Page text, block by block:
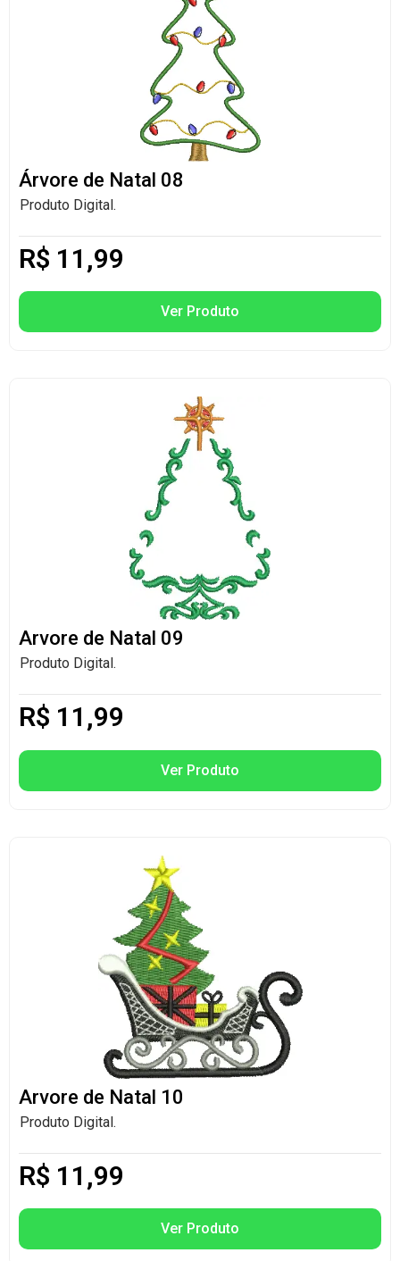
Árvore de Natal 08
Produto Digital.
R$ 11,99
Ver Produto
Arvore de Natal 09
Produto Digital.
R$ 11,99
Ver Produto
Arvore de Natal 10
Produto Digital.
R$ 11,99
Ver Produto